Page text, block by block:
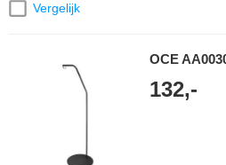
Vergelijk
OCE
132,-